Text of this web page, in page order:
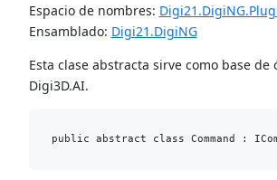
Espacio de nombres:
Ensamblado: Digi21.DigiNG
Esta clase abstracta sirve como base de
Digi3D.AI.